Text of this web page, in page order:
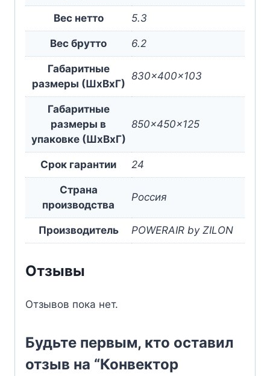
Вес нетто 5.3
Вес брутто 6.2
Габаритные
размеры (ШxВxГ)
830x400x103
Габаритные
размеры в
упаковке (ШxВxГ)
850x450x125
Срок гарантии 24
Страна
производства
Россия
Производитель POWERAIR by ZILON
Отзывы
Отзывов пока нет.
Будьте первым, кто оставил
отзыв на “Конвектор